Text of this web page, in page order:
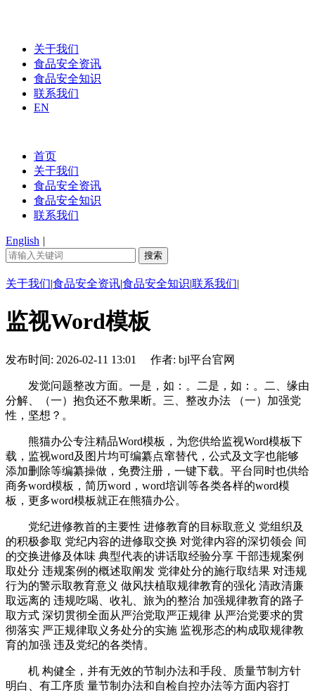
关于我们
食品安全资讯
食品安全知识
联系我们
EN
首页
关于我们
食品安全资讯
食品安全知识
联系我们
English |
关于我们|食品安全资讯|食品安全知识|联系我们|
监视Word模板
发布时间: 2026-02-11 13:01 作者: bjl平台官网
发觉问题整改方面。一是，如：。二是，如：。二、缘由
分解、（一）抱负还不敷果断。三、整改办法 （一）加强党
性，坚想？。
熊猫办公专注精品Word模板，为您供给监视Word模板下
载，监视word及图片均可编纂点窜替代，公式及文字也能够
添加删除等编纂操做，免费注册，一键下载。平台同时也供给
商务word模板，简历word，word培训等各类各样的word模
板，更多word模板就正在熊猫办公。
党纪进修教首的主要性 进修教育的目标取意义 党组织及
的积极参取 党纪内容的进修取交换 对觉律内容的深切领会 间
的交换进修及体味 典型代表的讲话取经验分享 干部违规案例
取处分 违规案例的概述取阐发 党律处分的施行取结果 对违规
行为的警示取教育意义 做风扶植取规律教育的强化 清政清廉
取远离的 违规吃喝、收礼、旅为的整治 加强规律教育的路子
取方式 深切贯彻全面从严治党取严正规律 从严治党要求的贯
彻落实 严正规律取义务处分的实施 监视形态的构成取规律教
育的加强 违及党纪的各类情。
机 构健全，并有无效的节制办法和手段、质量节制方针
明白、有工序质 量节制办法和自检自控办法等方面内容打